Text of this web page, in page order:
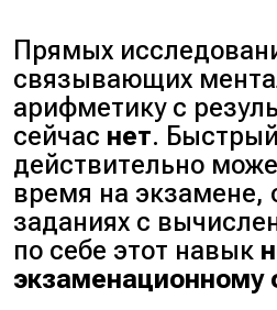
Прямых
связывающих
арифметику с
сейчас нет.
действительно
время на экзамене,
заданиях с
по себе этот навык
экзаменационному